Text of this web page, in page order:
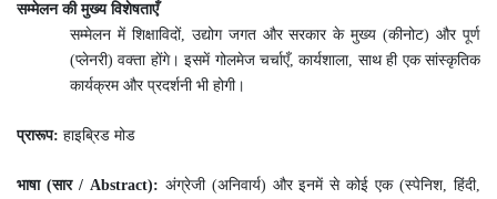
सम्मेलन की मुख्य विशेषताएँ
सम्मेलन में शिक्षाविदों, उद्योग जगत और सरकार के मुख्य (कीनोट) और पूर्ण
(प्लेनरी) वक्ता होंगे। इसमें गोलमेज चर्चाएँ, कार्यशाला, साथ ही एक सांस्कृतिक
कार्यक्रम और प्रदर्शनी भी होगी।
प्रारूप: हाइब्रिड मोड
भाषा (सार / Abstract): अंग्रेजी (अनिवार्य) और इनमें से कोई एक (स्पेनिश, हिंदी,